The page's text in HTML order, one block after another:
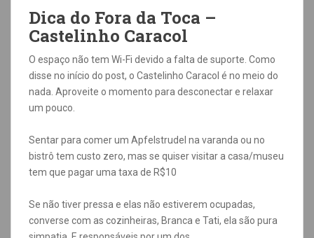
Dica do Fora da Toca –
Castelinho Caracol
O espaço não tem Wi-Fi devido a falta de suporte. Como
disse no início do post, o Castelinho Caracol é no meio do
nada. Aproveite o momento para desconectar e relaxar
um pouco.
Sentar para comer um Apfelstrudel na varanda ou no
bistrô tem custo zero, mas se quiser visitar a casa/museu
tem que pagar uma taxa de R$10
Se não tiver pressa e elas não estiverem ocupadas,
converse com as cozinheiras, Branca e Tati, ela são pura